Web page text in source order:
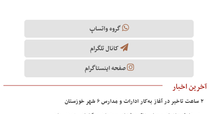
گروه واتساپ
کانال تلگرام
صفحه اینستاگرام
آخرین اخبار
۲ ساعت تاخیر در آغاز به‌کار ادارات و مدارس ۶ شهر خوزستان